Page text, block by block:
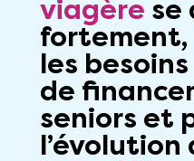
viagère se
fortement,
les
de
seniors et
l’évolution